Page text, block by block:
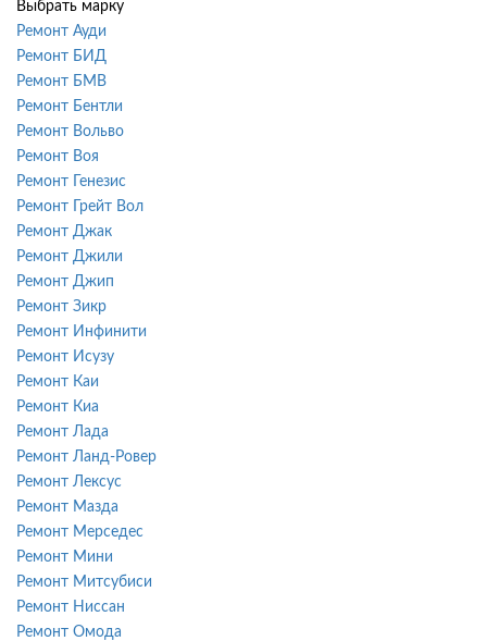
Выбрать марку
Ремонт Ауди
Ремонт БИД
Ремонт БМВ
Ремонт Бентли
Ремонт Вольво
Ремонт Воя
Ремонт Генезис
Ремонт Грейт Вол
Ремонт Джак
Ремонт Джили
Ремонт Джип
Ремонт Зикр
Ремонт Инфинити
Ремонт Исузу
Ремонт Каи
Ремонт Киа
Ремонт Лада
Ремонт Ланд-Ровер
Ремонт Лексус
Ремонт Мазда
Ремонт Мерседес
Ремонт Мини
Ремонт Митсубиси
Ремонт Ниссан
Ремонт Омода